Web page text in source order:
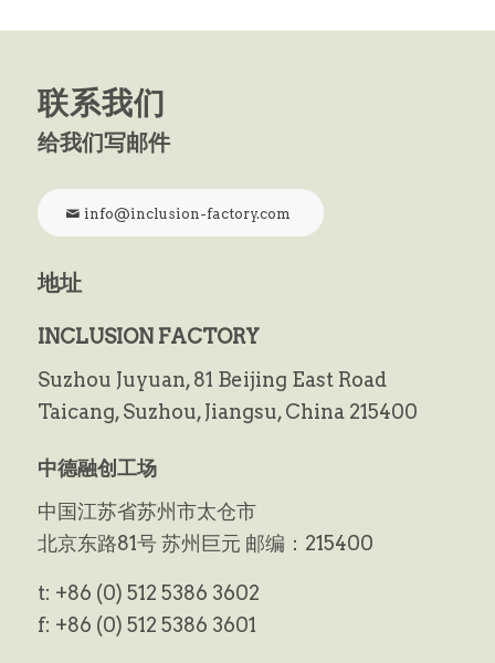
联系我们
给我们写邮件
info@inclusion-factory.com
地址
INCLUSION FACTORY
Suzhou Juyuan, 81 Beijing East Road
Taicang,Suzhou, Jiangsu, China 215400
中德融创工场
中国江苏省苏州市太仓市
北京东路81号 苏州巨元 邮编：215400
t: +86 (0) 512 5386 3602
f: +86 (0) 512 5386 3601